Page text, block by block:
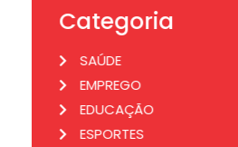
Categoria
SAÚDE
EMPREGO
EDUCAÇÃO
ESPORTES